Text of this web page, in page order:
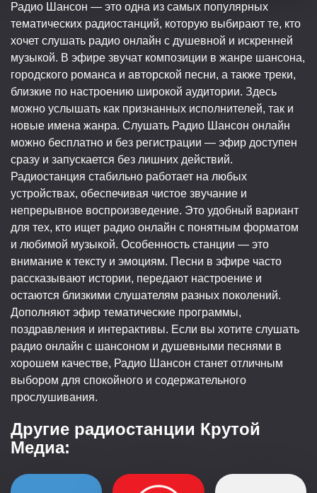
Радио Шансон — это одна из самых популярных
тематических радиостанций, которую выбирают те, кто
хочет слушать радио онлайн с душевной и искренней
музыкой. В эфире звучат композиции в жанре шансона,
городского романса и авторской песни, а также треки,
близкие по настроению широкой аудитории. Здесь
можно услышать как признанных исполнителей, так и
новые имена жанра. Слушать Радио Шансон онлайн
можно бесплатно и без регистрации — эфир доступен
сразу и запускается без лишних действий.
Радиостанция стабильно работает на любых
устройствах, обеспечивая чистое звучание и
непрерывное воспроизведение. Это удобный вариант
для тех, кто ищет радио онлайн с понятным форматом
и любимой музыкой. Особенность станции — это
внимание к тексту и эмоциям. Песни в эфире часто
рассказывают истории, передают настроение и
остаются близкими слушателям разных поколений.
Дополняют эфир тематические программы,
поздравления и интерактивы. Если вы хотите слушать
радио онлайн с шансоном и душевными песнями в
хорошем качестве, Радио Шансон станет отличным
выбором для спокойного и содержательного
прослушивания.
Другие радиостанции Крутой
Медиа: